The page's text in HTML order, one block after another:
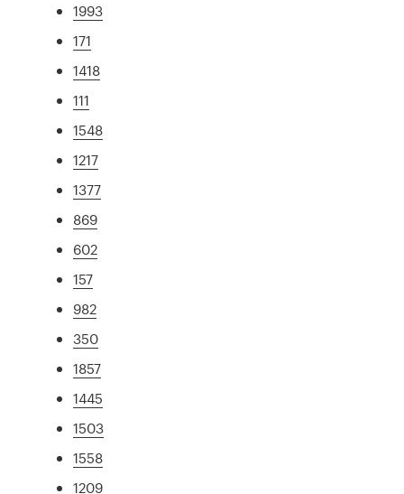
1993
171
1418
111
1548
1217
1377
869
602
157
982
350
1857
1445
1503
1558
1209